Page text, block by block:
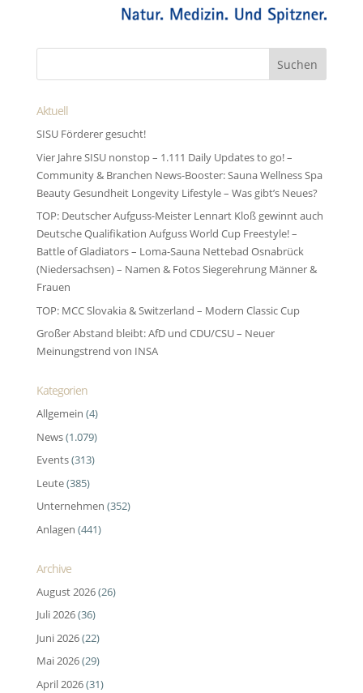
Aktuell
SISU Förderer gesucht!
Vier Jahre SISU nonstop – 1.111 Daily Updates to go! –
Community & Branchen News-Booster: Sauna Wellness Spa
Beauty Gesundheit Longevity Lifestyle – Was gibt’s Neues?
TOP: Deutscher Aufguss-Meister Lennart Kloß gewinnt auch
Deutsche Qualifikation Aufguss World Cup Freestyle! –
Battle of Gladiators – Loma-Sauna Nettebad Osnabrück
(Niedersachsen) – Namen & Fotos Siegerehrung Männer &
Frauen
TOP: MCC Slovakia & Switzerland – Modern Classic Cup
Großer Abstand bleibt: AfD und CDU/CSU – Neuer
Meinungstrend von INSA
Kategorien
Allgemein (4)
News(1.079)
Events(313)
Leute(385)
Unternehmen (352)
Anlagen (441)
Archive
August 2026(26)
Juli 2026(36)
Juni 2026(22)
Mai 2026(29)
April 2026(31)